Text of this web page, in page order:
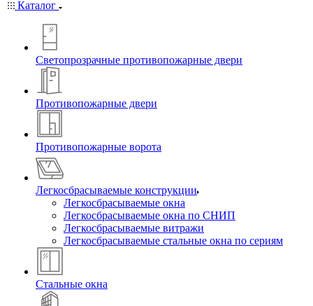
Каталог
Светопрозрачные противопожарные двери
Противопожарные двери
Противопожарные ворота
Легкосбрасываемые конструкции
Легкосбрасываемые окна
Легкосбрасываемые окна по СНИП
Легкосбрасываемые витражи
Легкосбрасываемые стальные окна по сериям
Стальные окна